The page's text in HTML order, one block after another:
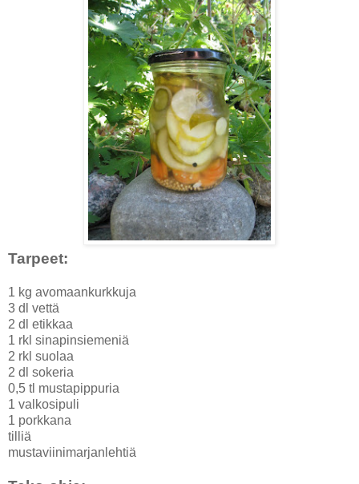
Tarpeet:
1 kg avomaankurkkuja
3 dl vettä
2 dl etikkaa
1 rkl sinapinsiemeniä
2 rkl suolaa
2 dl sokeria
0,5 tl mustapippuria
1 valkosipuli
1 porkkana
tilliä
mustaviinimarjanlehtiä